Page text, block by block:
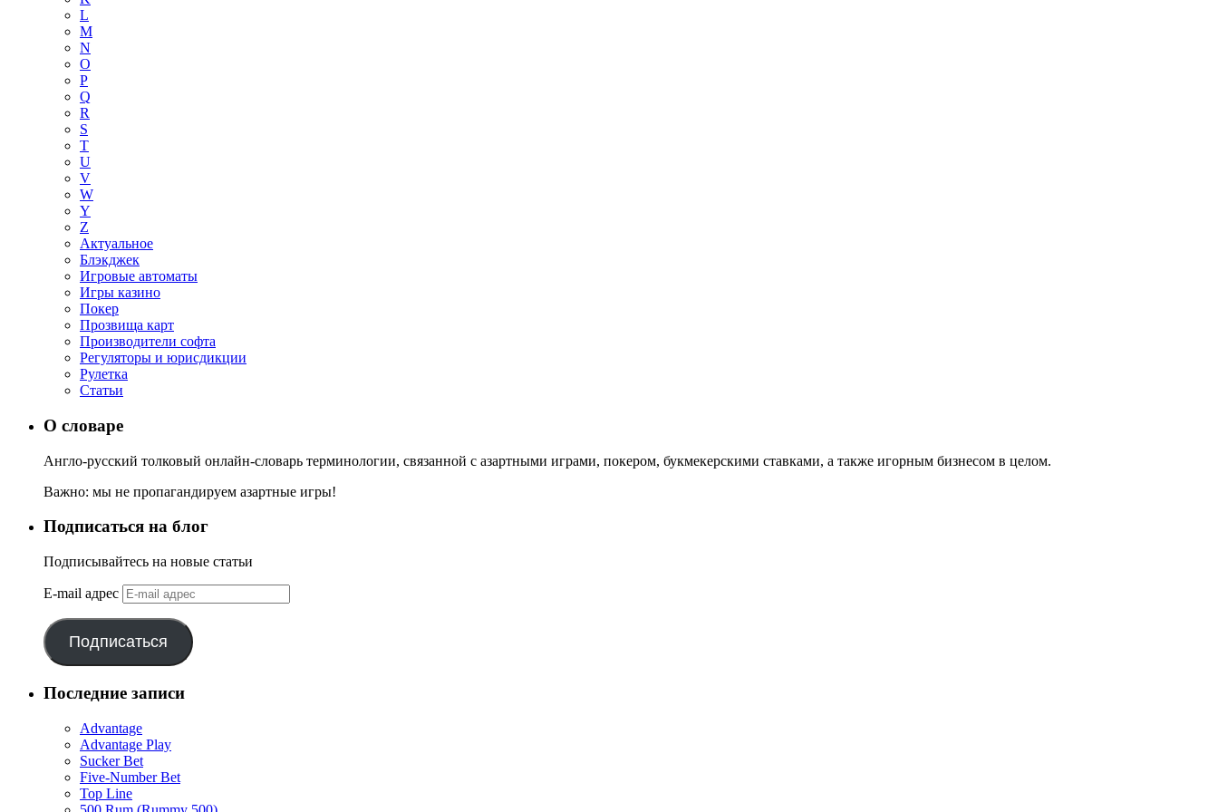
L
M
N
O
P
Q
R
S
T
U
V
W
Y
Z
Актуальное
Блэкджек
Игровые автоматы
Игры казино
Покер
Прозвища карт
Производители софта
Регуляторы и юрисдикции
Рулетка
Статьи
О словаре
Англо-русский толковый онлайн-словарь терминологии, связанной с азартными играми, покером, букмекерскими ставками, а также игорным бизнесом в целом.
Важно: мы не пропагандируем азартные игры!
Подписаться на блог
Подписывайтесь на новые статьи
E-mail адрес
Подписаться
Последние записи
Advantage
Advantage Play
Sucker Bet
Five-Number Bet
Top Line